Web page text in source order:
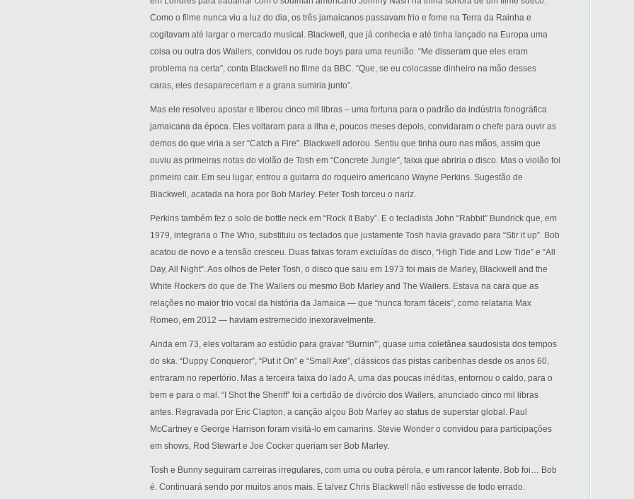
Como o filme nunca viu a luz do dia, os três jamaicanos passavam frio e fome na Terra da Rainha e
cogitavam até largar o mercado musical. Blackwell, que já conhecia e até tinha lançado na Europa uma
coisa ou outra dos Wailers, convidou os rude boys para uma reunião. “Me disseram que eles eram
problema na certa”, conta Blackwell no filme da BBC. “Que, se eu colocasse dinheiro na mão desses
caras, eles desapareceriam e a grana sumiria junto”.
Mas ele resolveu apostar e liberou cinco mil libras – uma fortuna para o padrão da indústria fonográfica
jamaicana da época. Eles voltaram para a ilha e, poucos meses depois, convidaram o chefe para ouvir as
demos do que viria a ser “Catch a Fire”. Blackwell adorou. Sentiu que tinha ouro nas mãos, assim que
ouviu as primeiras notas do violão de Tosh em “Concrete Jungle”, faixa que abriria o disco. Mas o violão foi
primeiro cair. Em seu lugar, entrou a guitarra do roqueiro americano Wayne Perkins. Sugestão de
Blackwell, acatada na hora por Bob Marley. Peter Tosh torceu o nariz.
Perkins também fez o solo de bottle neck em “Rock It Baby”. E o tecladista John “Rabbit” Bundrick que, em
1979, integraria o The Who, substituiu os teclados que justamente Tosh havia gravado para “Stir it up”. Bob
acatou de novo e a tensão cresceu. Duas faixas foram excluídas do disco, “High Tide and Low Tide” e “All
Day, All Night”. Aos olhos de Peter Tosh, o disco que saiu em 1973 foi mais de Marley, Blackwell and the
White Rockers do que de The Wailers ou mesmo Bob Marley and The Wailers. Estava na cara que as
relações no maior trio vocal da história da Jamaica — que “nunca foram fáceis”, como relataria Max
Romeo, em 2012 — haviam estremecido inexoravelmente.
Ainda em 73, eles voltaram ao estúdio para gravar “Burnin'”, quase uma coletânea saudosista dos tempos
do ska. “Duppy Conqueror”, “Put it On” e “Small Axe”, clássicos das pistas caribenhas desde os anos 60,
entraram no repertório. Mas a terceira faixa do lado A, uma das poucas inéditas, entornou o caldo, para o
bem e para o mal. “I Shot the Sheriff” foi a certidão de divórcio dos Wailers, anunciado cinco mil libras
antes. Regravada por Eric Clapton, a canção alçou Bob Marley ao status de superstar global. Paul
McCartney e George Harrison foram visitá-lo em camarins. Stevie Wonder o convidou para participações
em shows, Rod Stewart e Joe Cocker queriam ser Bob Marley.
Tosh e Bunny seguiram carreiras irregulares, com uma ou outra pérola, e um rancor latente. Bob foi… Bob
é. Continuará sendo por muitos anos mais. E talvez Chris Blackwell não estivesse de todo errado.